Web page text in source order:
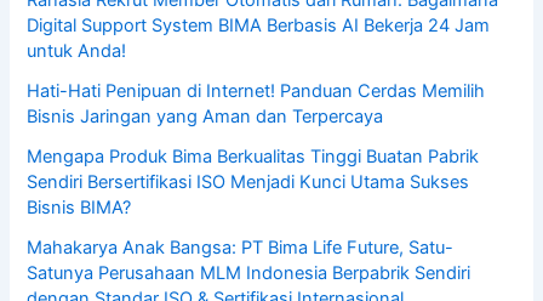
Digital Support System BIMA Berbasis AI Bekerja 24 Jam
untuk Anda!
Hati-Hati Penipuan di Internet! Panduan Cerdas Memilih
Bisnis Jaringan yang Aman dan Terpercaya
Mengapa Produk Bima Berkualitas Tinggi Buatan Pabrik
Sendiri Bersertifikasi ISO Menjadi Kunci Utama Sukses
Bisnis BIMA?
Mahakarya Anak Bangsa: PT Bima Life Future, Satu-
Satunya Perusahaan MLM Indonesia Berpabrik Sendiri